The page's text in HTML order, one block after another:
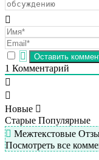
1 Комментарий
Новые
Старые Популярные
Межтекстовые
Посмотреть все